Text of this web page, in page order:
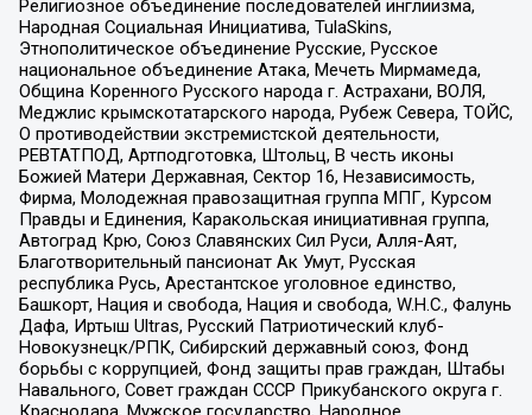
Религиозное объединение последователей инглиизма,
Народная Социальная Инициатива, TulaSkins,
Этнополитическое объединение Русские, Русское
национальное объединение Атака, Мечеть Мирмамеда,
Община Коренного Русского народа г. Астрахани, ВОЛЯ,
Меджлис крымскотатарского народа, Рубеж Севера, ТОЙС,
О противодействии экстремистской деятельности,
РЕВТАТПОД, Артподготовка, Штольц, В честь иконы
Божией Матери Державная, Сектор 16, Независимость,
Фирма, Молодежная правозащитная группа МПГ, Курсом
Правды и Единения, Каракольская инициативная группа,
Автоград Крю, Союз Славянских Сил Руси, Алля-Аят,
Благотворительный пансионат Ак Умут, Русская
республика Русь, Арестантское уголовное единство,
Башкорт, Нация и свобода, Нация и свобода, W.H.С., Фалунь
Дафа, Иртыш Ultras, Русский Патриотический клуб-
Новокузнецк/РПК, Сибирский державный союз, Фонд
борьбы с коррупцией, Фонд защиты прав граждан, Штабы
Навального, Совет граждан СССР Прикубанского округа г.